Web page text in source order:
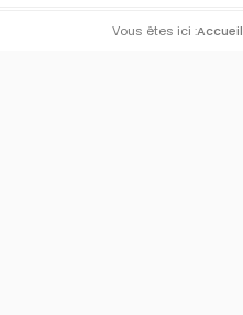
Vous êtes ici :Accueil